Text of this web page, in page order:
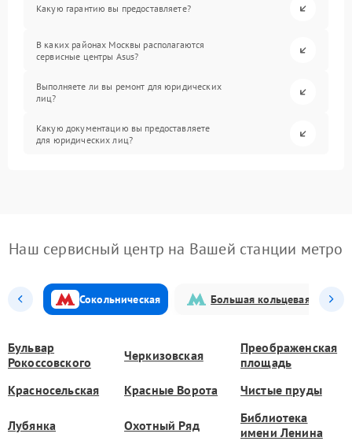
Какую гарантию вы предоставляете?
В каких районах Москвы располагаются
сервисные центры Asus?
Выполняете ли вы ремонт для юридических
лиц?
Какую документацию вы предоставляете
для юридических лиц?
Наш сервисный центр на Вашей станции метро
Сокольническая Большая кольцевая
Бульвар
Рокоссовского
Черкизовская
Преображенская
площадь
Красносельская
Красные Ворота Чистые пруды
Лубянка Охотный Ряд
Библиотека
имени Ленина